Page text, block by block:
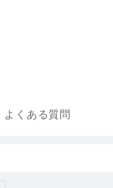
よくある質問